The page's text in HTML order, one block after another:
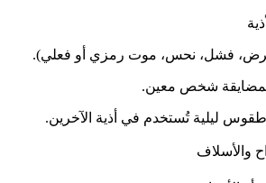
فشل، نحس، موت رمزي أو فعلي).
لمضايقة شخص معين.
ليلية تُستخدم في أذية الآخرين.